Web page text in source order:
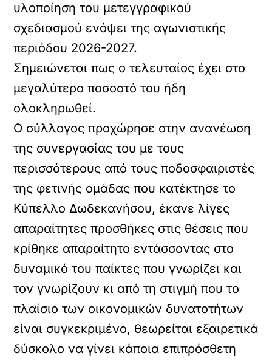
υλοποίηση του μετεγγραφικού
σχεδιασμού ενόψει της αγωνιστικής
περιόδου 2026-2027.
Σημειώνεται πως ο τελευταίος έχει στο
μεγαλύτερο ποσοστό του ήδη
ολοκληρωθεί.
Ο σύλλογος προχώρησε στην ανανέωση
της συνεργασίας του με τους
περισσότερους από τους ποδοσφαιριστές
της φετινής ομάδας που κατέκτησε το
Κύπελλο Δωδεκανήσου, έκανε λίγες
απαραίτητες προσθήκες στις θέσεις που
κρίθηκε απαραίτητο εντάσσοντας στο
δυναμικό του παίκτες που γνωρίζει και
τον γνωρίζουν κι από τη στιγμή που το
πλαίσιο των οικονομικών δυνατοτήτων
είναι συγκεκριμένο, θεωρείται εξαιρετικά
δύσκολο να γίνει κάποια επιπρόσθετη